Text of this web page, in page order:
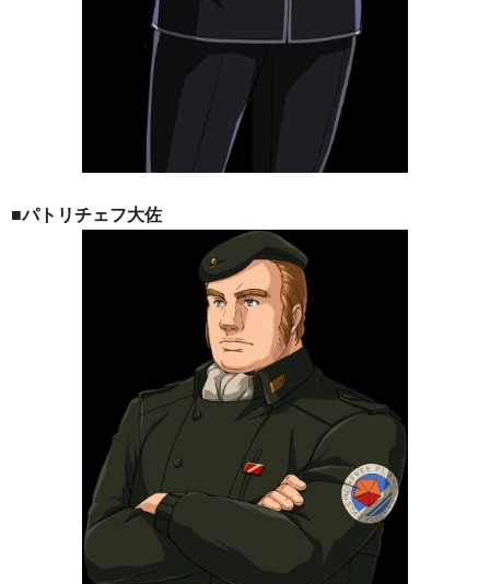
■パトリチェフ大佐